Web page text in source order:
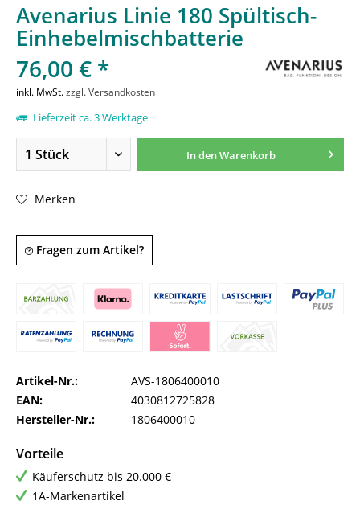
Avenarius Linie 180 Spültisch-
Einhebelmischbatterie
76,00 € *
inkl. MwSt.zzgl. Versandkosten
Lieferzeit ca. 3 Werktage
In denWarenkorb
Merken
Fragen zum Artikel?
Artikel-Nr.:
AVS-1806400010
EAN:
4030812725828
Hersteller-Nr.:
1806400010
Vorteile
Käuferschutz bis 20.000 €
1A-Markenartikel